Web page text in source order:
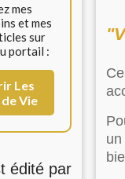
mes
et mes
sur
portail :
Les
Vie
édité par